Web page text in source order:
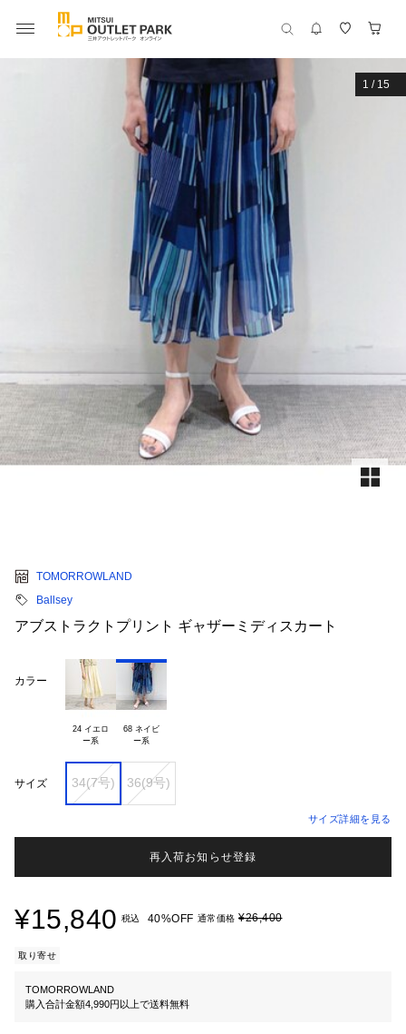
1 / 15
TOMORROWLAND
Ballsey
アブストラクトプリント ギャザーミディスカート
カラー
24 イエロ
68 ネイビ
サイズ 34(7号) 36(9号)
サイズ詳細を見る
再入荷お知らせ登録
¥15,840 税込 40%OFF 通常価格 ¥26,400
取り寄せ
TOMORROWLAND
購入合計金額4,990円以上で送料無料